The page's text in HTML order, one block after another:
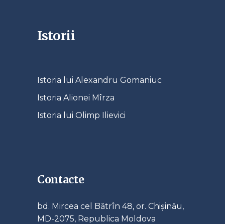
Istorii
Istoria lui Alexandru Gomaniuc
Istoria Alionei Mîrza
Istoria lui Olimp Ilievici
Contacte
bd. Mircea cel Bătrîn 48, or. Chișinău,
MD-2075, Republica Moldova